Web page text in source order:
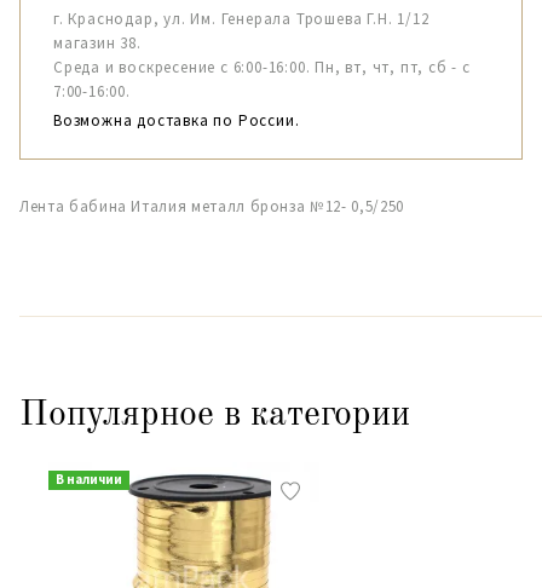
г. Краснодар, ул. Им. Генерала Трошева Г.Н. 1/12
магазин 38.
Среда и воскресение с 6:00-16:00. Пн, вт, чт, пт, сб - с
7:00-16:00.
Возможна доставка по России.
Лента бабина Италия металл бронза №12- 0,5/250
Популярное в категории
В наличии